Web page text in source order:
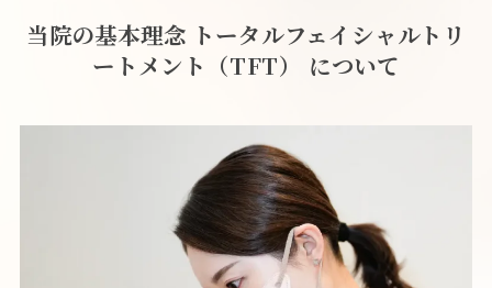
当院の基本理念 トータルフェイシャルトリ
ートメント（TFT） について